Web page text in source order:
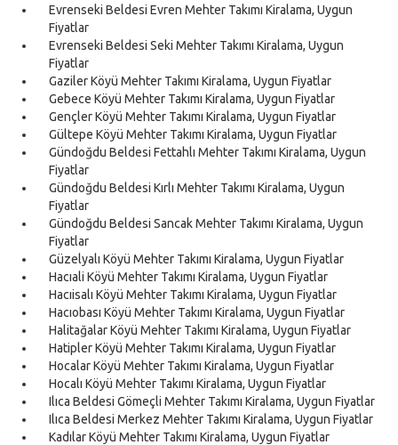
Evrenseki Beldesi Evren Mehter Takımı Kiralama, Uygun
Fiyatlar
Evrenseki Beldesi Seki Mehter Takımı Kiralama, Uygun
Fiyatlar
Gaziler Köyü Mehter Takımı Kiralama, Uygun Fiyatlar
Gebece Köyü Mehter Takımı Kiralama, Uygun Fiyatlar
Gençler Köyü Mehter Takımı Kiralama, Uygun Fiyatlar
Gültepe Köyü Mehter Takımı Kiralama, Uygun Fiyatlar
Gündoğdu Beldesi Fettahlı Mehter Takımı Kiralama, Uygun
Fiyatlar
Gündoğdu Beldesi Kırlı Mehter Takımı Kiralama, Uygun
Fiyatlar
Gündoğdu Beldesi Sancak Mehter Takımı Kiralama, Uygun
Fiyatlar
Güzelyalı Köyü Mehter Takımı Kiralama, Uygun Fiyatlar
Hacıali Köyü Mehter Takımı Kiralama, Uygun Fiyatlar
Hacıisalı Köyü Mehter Takımı Kiralama, Uygun Fiyatlar
Hacıobası Köyü Mehter Takımı Kiralama, Uygun Fiyatlar
Halitağalar Köyü Mehter Takımı Kiralama, Uygun Fiyatlar
Hatipler Köyü Mehter Takımı Kiralama, Uygun Fiyatlar
Hocalar Köyü Mehter Takımı Kiralama, Uygun Fiyatlar
Hocalı Köyü Mehter Takımı Kiralama, Uygun Fiyatlar
Ilıca Beldesi Gömeçli Mehter Takımı Kiralama, Uygun Fiyatlar
Ilıca Beldesi Merkez Mehter Takımı Kiralama, Uygun Fiyatlar
Kadılar Köyü Mehter Takımı Kiralama, Uygun Fiyatlar